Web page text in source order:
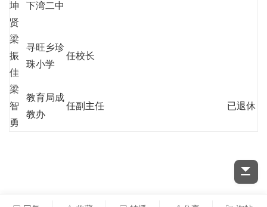
坤
贤
下湾二中
梁
振
佳
寻旺乡珍
珠小学
任校长
梁
智
勇
教育局成
教办
任副主任 已退休